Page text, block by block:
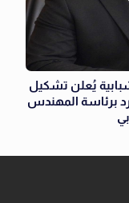
يُعلن تشكيل
برئاسة المهندس